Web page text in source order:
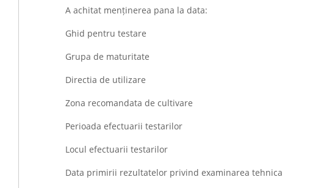
A achitat menținerea pana la data:
Ghid pentru testare
Grupa de maturitate
Directia de utilizare
Zona recomandata de cultivare
Perioada efectuarii testarilor
Locul efectuarii testarilor
Data primirii rezultatelor privind examinarea tehnica